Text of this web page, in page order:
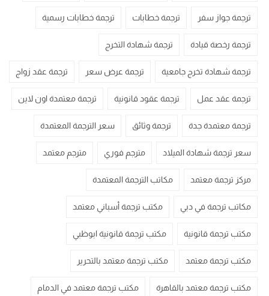
ترجمة جواز سفر ترجمة خطابات ترجمة خطابات رسمية
ترجمة رخصة قيادة ترجمة شهادة التخرج
ترجمة شهادة تخرج جامعية ترجمة عرض سعر ترجمة عقد زواج
ترجمة عقد عمل ترجمة عقود قانونية ترجمة معتمدة اون لاين
ترجمة معتمدة جدة ترجمة وثائق سعر الترجمة المعتمدة
سعر ترجمة شهادة الميلاد مترجم فوري مترجم معتمد
مركز ترجمة معتمد مكاتب الترجمة المعتمدة
مكاتب ترجمة في دبي مكتب ترجمة أسباني معتمد
مكتب ترجمة قانونية مكتب ترجمة قانونية ابوظبي
مكتب ترجمة معتمد مكتب ترجمة معتمد بالتحرير
مكتب ترجمة معتمد بالقاهرة مكتب ترجمة معتمد في الدمام